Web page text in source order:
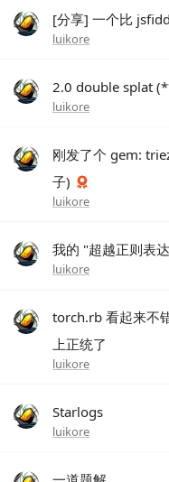
[分享] 一个比
luikore
2.0 double splat
luikore
刚发了个 gem:
子)
luikore
我的 "超越正则表
luikore
torch.rb 看起来不
上正统了
luikore
Starlogs
luikore